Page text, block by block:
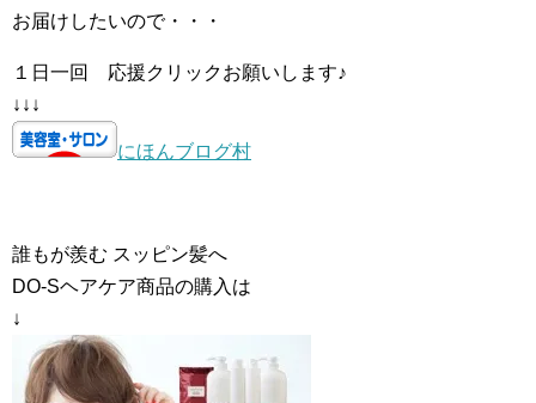
お届けしたいので・・・
１日一回 応援クリックお願いします♪
↓↓↓
にほんブログ村
誰もが羨む スッピン髪へ
DO-Sヘアケア商品の購入は
↓